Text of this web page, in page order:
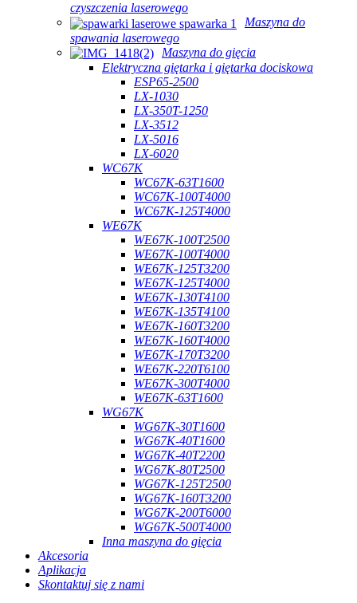
czyszczenia laserowego
Maszyna do
spawania laserowego
Maszyna do gięcia
Elektryczna giętarka i giętarka dociskowa
ESP65-2500
LX-1030
LX-350T-1250
LX-3512
LX-5016
LX-6020
WC67K
WC67K-63T1600
WC67K-100T4000
WC67K-125T4000
WE67K
WE67K-100T2500
WE67K-100T4000
WE67K-125T3200
WE67K-125T4000
WE67K-130T4100
WE67K-135T4100
WE67K-160T3200
WE67K-160T4000
WE67K-170T3200
WE67K-220T6100
WE67K-300T4000
WE67K-63T1600
WG67K
WG67K-30T1600
WG67K-40T1600
WG67K-40T2200
WG67K-80T2500
WG67K-125T2500
WG67K-160T3200
WG67K-200T6000
WG67K-500T4000
Inna maszyna do gięcia
Akcesoria
Aplikacja
Skontaktuj się z nami